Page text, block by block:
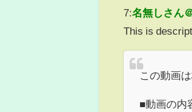
7:名無しさん
This is
この動画
■動画の内